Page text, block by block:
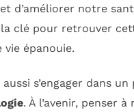
d’améliorer notre
clé pour retrouver
épanouie.
aussi s’engager dans
. À l’avenir, penser